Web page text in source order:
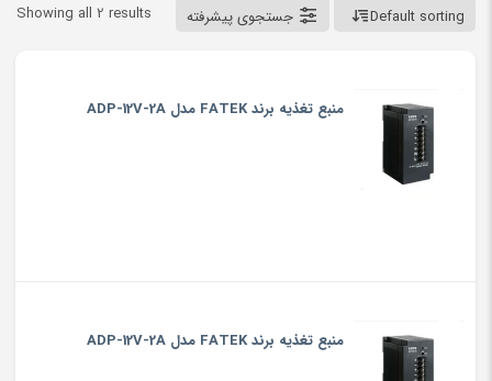
Showing all 2 results Default sorting جستجوی پیشرفته
منبع تغذیه برند FATEK مدل ADP-12V-2A
منبع تغذیه برند FATEK مدل ADP-12V-2A